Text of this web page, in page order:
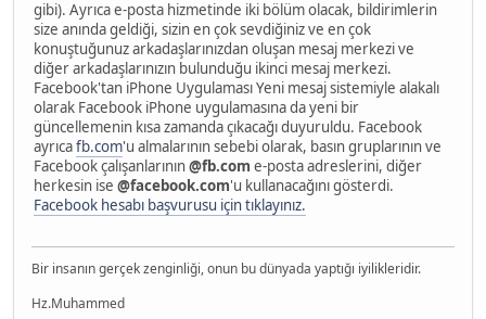
gibi). Ayrıca e-posta hizmetinde iki bölüm olacak, bildirimlerin
size anında geldiği, sizin en çok sevdiğiniz ve en çok
konuştuğunuz arkadaşlarınızdan oluşan mesaj merkezi ve
diğer arkadaşlarınızın bulunduğu ikinci mesaj merkezi.
Facebook'tan iPhone Uygulaması Yeni mesaj sistemiyle alakalı
olarak Facebook iPhone uygulamasına da yeni bir
güncellemenin kısa zamanda çıkacağı duyuruldu. Facebook
ayrıcafb.com'u almalarının sebebi olarak, basın gruplarının ve
Facebook çalışanlarının@fb.com e-posta adreslerini, diğer
herkesin ise @facebook.com'u kullanacağını gösterdi.
Facebook hesabı başvurusu için tıklayınız.
Bir insanın gerçek zenginliği, onun bu dünyada yaptığı iyilikleridir.
Hz.Muhammed